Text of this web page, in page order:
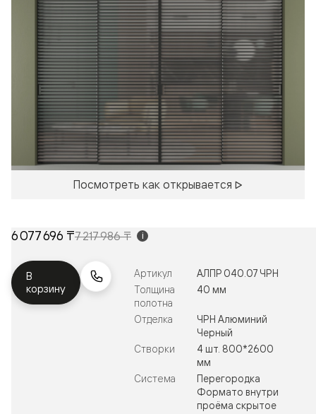
Посмотреть как открывается
6 077 696 ₸7 217 986 ₸ i
В
корзину
Артикул
АЛПР 040.07 ЧРН
Толщина
полотна
40 мм
Отделка
ЧРН Алюминий
Черный
Створки
4 шт. 800*2600
мм
Система
Перегородка
Формато внутри
проёма скрытое